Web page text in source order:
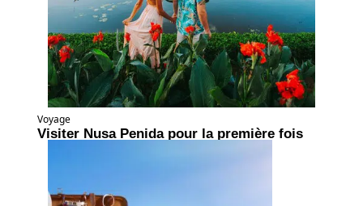
Voyage
Visiter Nusa Penida pour la première fois